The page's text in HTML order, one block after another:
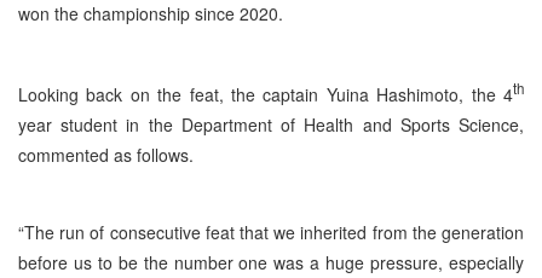
won the championship since 2020.
Looking back on the feat, the captain Yuina Hashimoto, the 4th
year student in the Department of Health and Sports Science,
commented as follows.
“The run of consecutive feat that we inherited from the generation
before us to be the number one was a huge pressure, especially